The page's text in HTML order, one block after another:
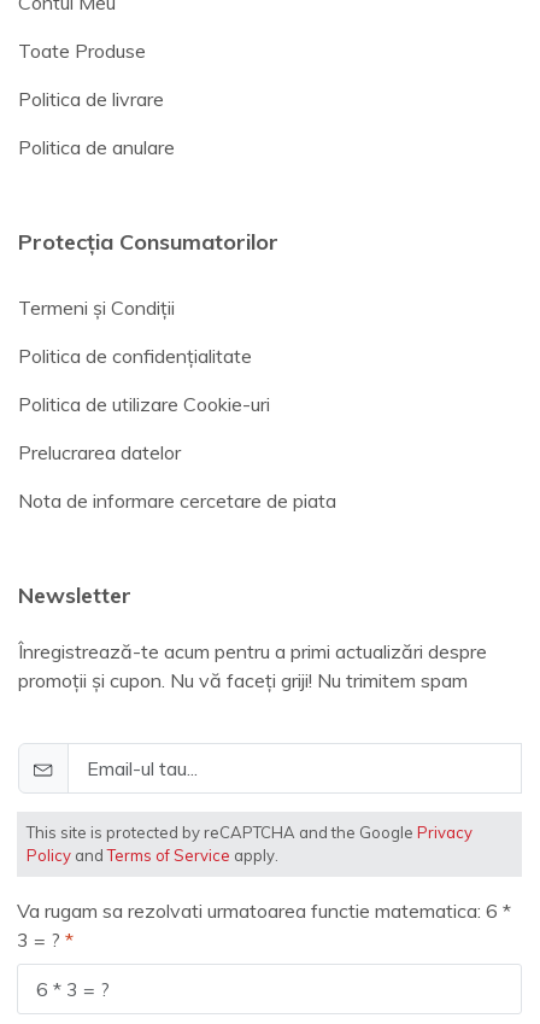
Toate Produse
Politica de livrare
Politica de anulare
Protecția Consumatorilor
Termeni și Condiții
Politica de confidențialitate
Politica de utilizare Cookie-uri
Prelucrarea datelor
Nota de informare cercetare de piata
Newsletter
Înregistrează-te acum pentru a primi actualizări despre
promoții și cupon. Nu vă faceți griji! Nu trimitem spam
This site is protected by reCAPTCHA and the Google Privacy
Policy andTerms of Service apply.
Va rugam sa rezolvati urmatoarea functie matematica: 6 *
3 = ?